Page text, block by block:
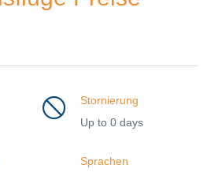
Stornierung
Up to 0 days
Sprachen